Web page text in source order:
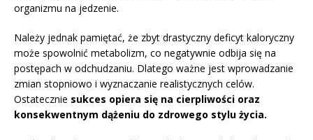
organizmu na jedzenie.
Należy jednak pamiętać, że zbyt drastyczny deficyt kaloryczny
może spowolnić metabolizm, co negatywnie odbija się na
postępach w odchudzaniu. Dlatego ważne jest wprowadzanie
zmian stopniowo i wyznaczanie realistycznych celów.
Ostatecznie sukces opiera się na cierpliwości oraz
konsekwentnym dążeniu do zdrowego stylu życia.